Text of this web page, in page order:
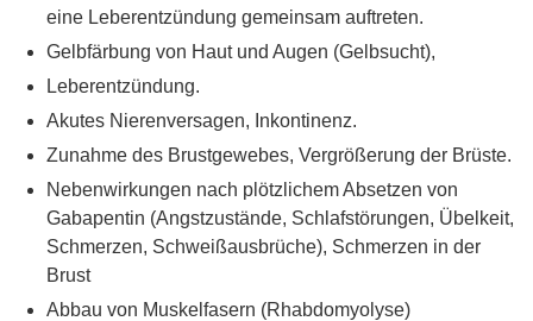
eine Leberentzündung gemeinsam auftreten.
Gelbfärbung von Haut und Augen (Gelbsucht),
Leberentzündung.
Akutes Nierenversagen, Inkontinenz.
Zunahme des Brustgewebes, Vergrößerung der Brüste.
Nebenwirkungen nach plötzlichem Absetzen von
Gabapentin (Angstzustände, Schlafstörungen, Übelkeit,
Schmerzen, Schweißausbrüche), Schmerzen in der
Brust
Abbau von Muskelfasern (Rhabdomyolyse)